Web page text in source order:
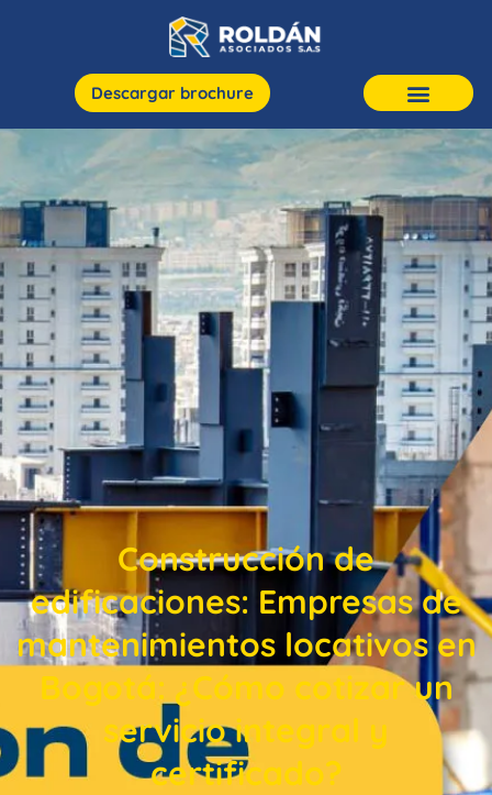
Descargar brochure
Construcción de
edificaciones: Empresas de
mantenimientos locativos en
Bogotá: ¿Cómo cotizar un
servicio integral y
certificado?